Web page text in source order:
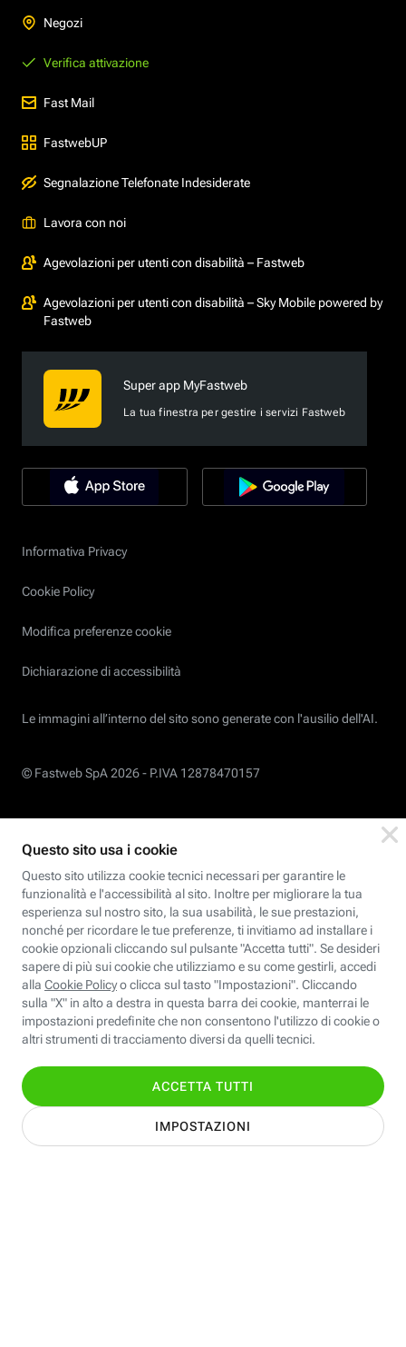
Negozi
Verifica attivazione
Fast Mail
FastwebUP
Segnalazione Telefonate Indesiderate
Lavora con noi
Agevolazioni per utenti con disabilità – Fastweb
Agevolazioni per utenti con disabilità – Sky Mobile powered by
Fastweb
Super app MyFastweb
La tua finestra per gestire i servizi Fastweb
Informativa Privacy
Cookie Policy
Modifica preferenze cookie
Dichiarazione di accessibilità
Le immagini all’interno del sito sono generate con l'ausilio dell'AI.
© Fastweb SpA 2026 - P.IVA 12878470157